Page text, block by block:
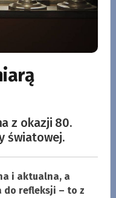
z okazji 80.
światowej.
i aktualna, a
do refleksji – to z